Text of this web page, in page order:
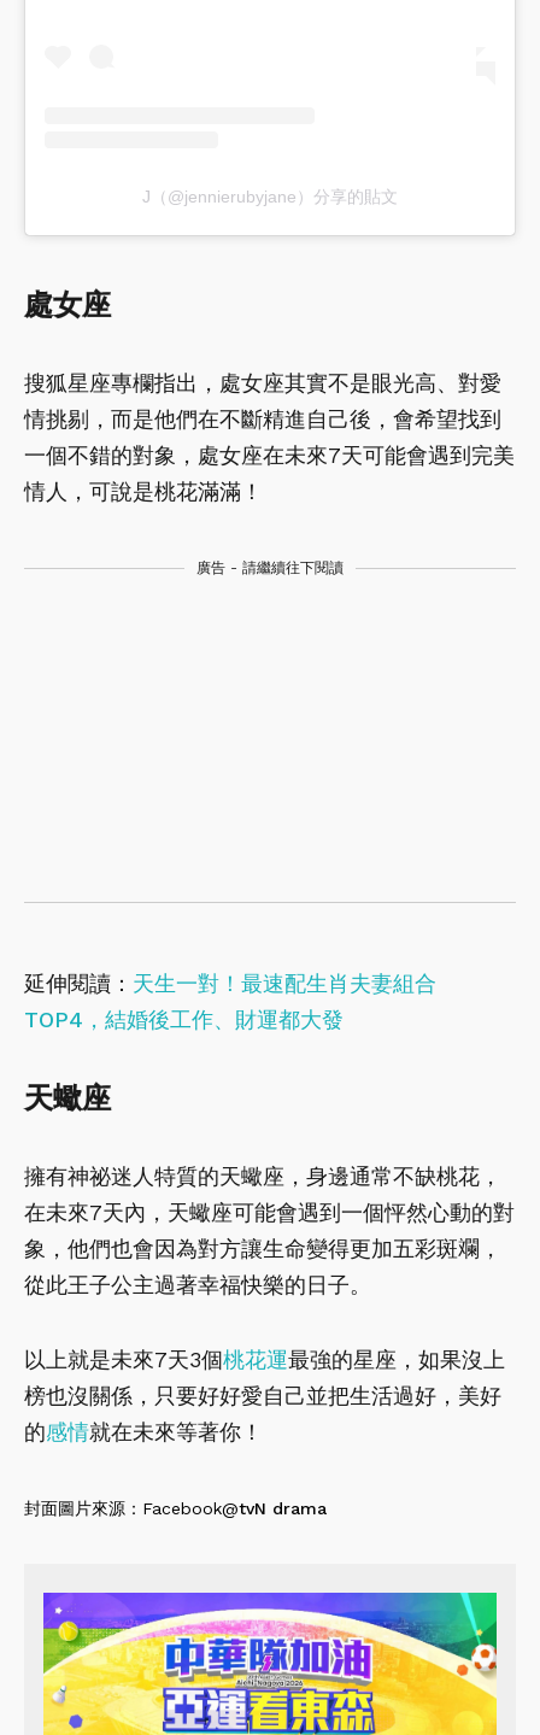
J（@jennierubyjane）分享的貼文
處女座
搜狐星座專欄指出，處女座其實不是眼光高、對愛
情挑剔，而是他們在不斷精進自己後，會希望找到
一個不錯的對象，處女座在未來7天可能會遇到完美
情人，可說是桃花滿滿！
廣告 - 請繼續往下閱讀
延伸閱讀： 天生一對！最速配生肖夫妻組合
TOP4，結婚後工作、財運都大發
天蠍座
擁有神祕迷人特質的天蠍座，身邊通常不缺桃花，
在未來7天內，天蠍座可能會遇到一個怦然心動的對
象，他們也會因為對方讓生命變得更加五彩斑斕，
從此王子公主過著幸福快樂的日子。
以上就是未來7天3個桃花運最強的星座，如果沒上
榜也沒關係，只要好好愛自己並把生活過好，美好
的感情就在未來等著你！
封面圖片來源：Facebook@tvN drama